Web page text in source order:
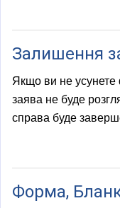
Залишення
Якщо ви не усунете
заява не буде
справа буде
Форма,